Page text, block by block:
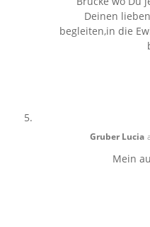
Deinen
begleiten,in die
Gruber Lucia
Mein